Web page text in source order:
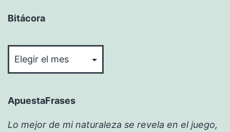
Bitácora
ApuestaFrases
Lo mejor de mi naturaleza se revela en el juego,